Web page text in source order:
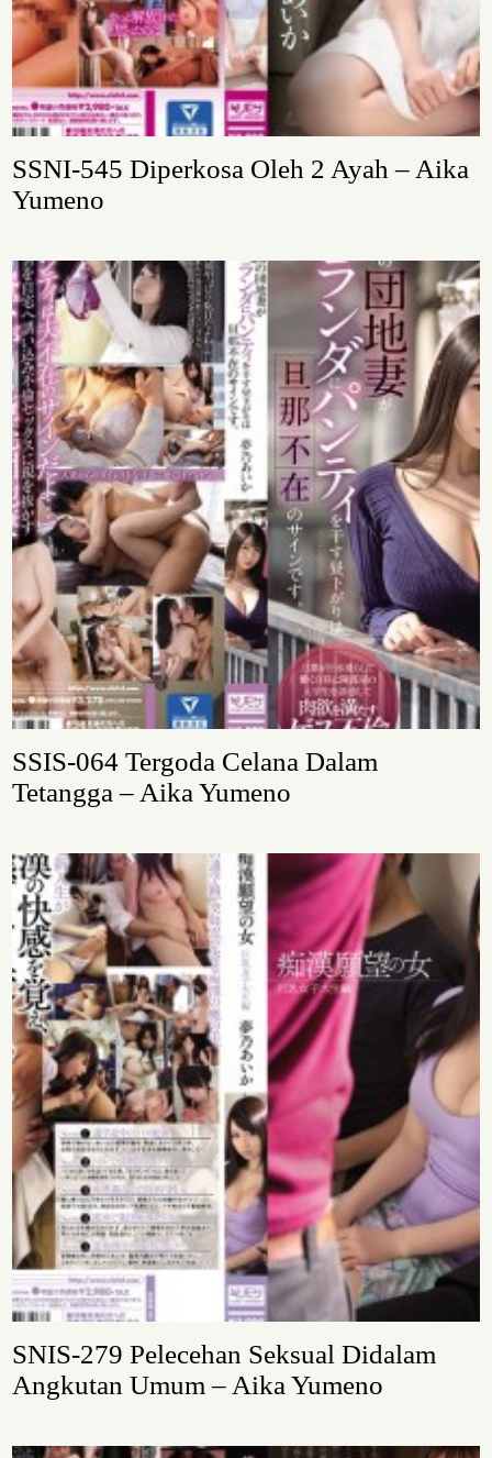
SSNI-545 Diperkosa Oleh 2 Ayah – Aika
Yumeno
SSIS-064 Tergoda Celana Dalam
Tetangga – Aika Yumeno
SNIS-279 Pelecehan Seksual Didalam
Angkutan Umum – Aika Yumeno